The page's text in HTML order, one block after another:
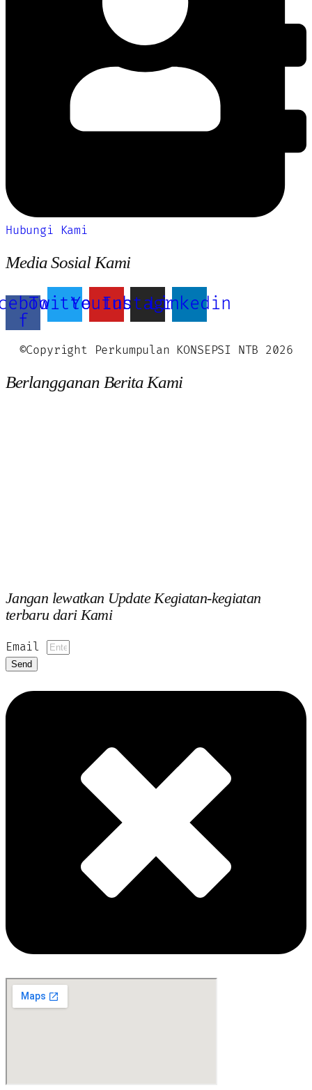
Hubungi Kami
Media Sosial Kami
f
TwitterYoutube
Instagram
Linkedin
©Copyright Perkumpulan KONSEPSI NTB 2026
Berlangganan Berita Kami
Jangan lewatkan Update Kegiatan-kegiatan
terbaru dari Kami
Email
Send